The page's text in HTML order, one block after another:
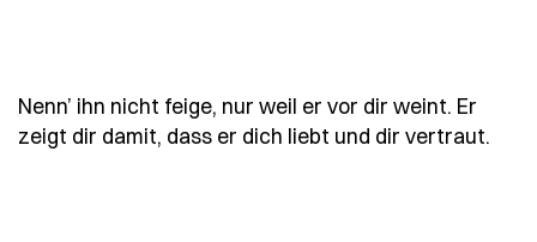
Nenn’ ihn nicht feige, nur weil er vor dir weint. Er
zeigt dir damit, dass er dich liebt und dir vertraut.